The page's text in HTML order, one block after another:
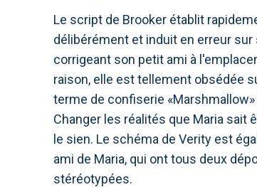
Le script de Brooker établit
délibérément et induit en erreur
corrigeant son petit ami à
raison, elle est tellement obsédée
terme de confiserie
Changer les réalités que Maria
le sien. Le schéma de Verity est
ami de Maria, qui ont tous deux
stéréotypées.